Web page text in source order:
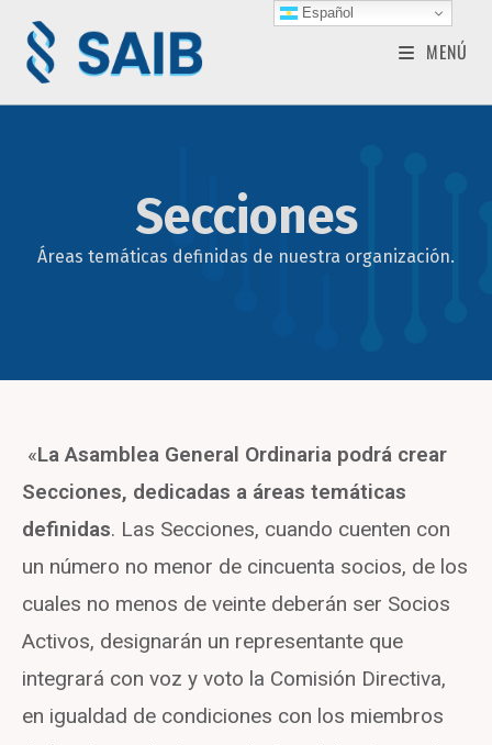
MENÚ
Secciones
Áreas temáticas definidas de nuestra organización.
«La Asamblea General Ordinaria podrá crear
Secciones, dedicadas a áreas temáticas
definidas. Las Secciones, cuando cuenten con
un número no menor de cincuenta socios, de los
cuales no menos de veinte deberán ser Socios
Activos, designarán un representante que
integrará con voz y voto la Comisión Directiva,
en igualdad de condiciones con los miembros
Español